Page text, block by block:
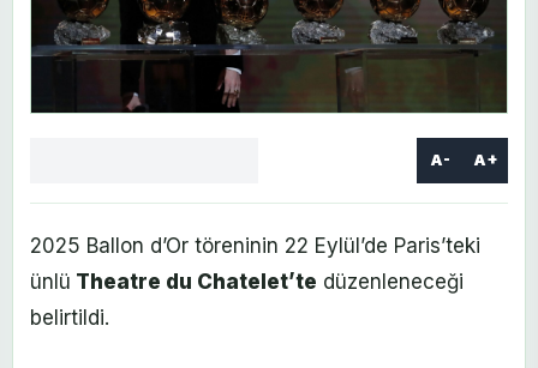
A- A+
2025 Ballon d’Or töreninin 22 Eylül’de Paris’teki
ünlü Theatre du Chatelet’te düzenleneceği
belirtildi.